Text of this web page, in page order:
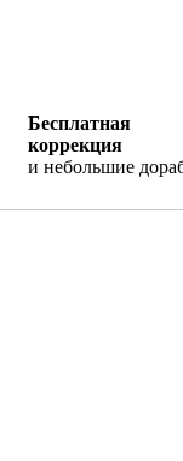
Бесплатная
коррекция
и небольшие